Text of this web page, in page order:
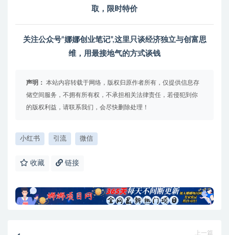
取，限时特价
关注公众号“娜娜创业笔记”,这里只谈经济独立与创富思
维，用最接地气的方式谈钱
声明： 本站内容转载于网络，版权归原作者所有，仅提供信息存
储空间服务，不拥有所有权，不承担相关法律责任，若侵犯到你
的版权利益，请联系我们，会尽快删除处理！
小红书 引流 微信
收藏 链接
上一篇